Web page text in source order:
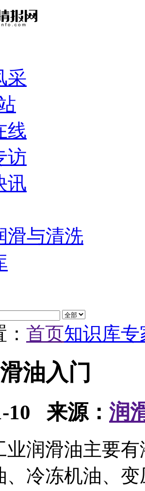
采
线
访
讯
滑与清洗
首页知识库专
油入门
10 来源： 润
业润滑油主要
、冷冻机油、